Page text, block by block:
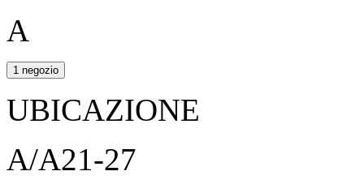
A
1 negozio
UBICAZIONE
A/A21-27